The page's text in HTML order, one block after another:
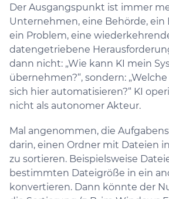
Der Ausgangspunkt ist immer
Unternehmen, eine Behörde,
ein Problem, eine
datengetriebene
dann nicht: „Wie kann KI mein
übernehmen?“, sondern:
sich hier automatisieren?“ KI
nicht als autonomer Akteur.
Mal angenommen, die
darin, einen Ordner mit Dateien
zu sortieren. Beispielsweise
bestimmten Dateigröße in ein
konvertieren. Dann könnte der